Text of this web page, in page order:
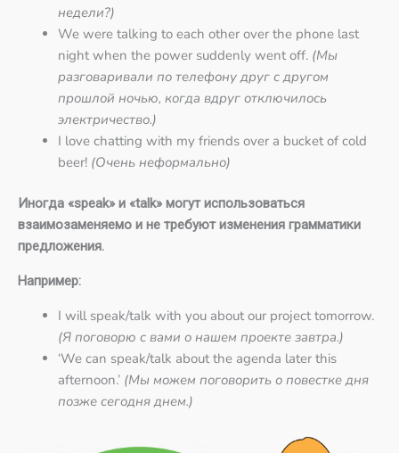
недели?)
We were talking to each other over the phone last
night when the power suddenly went off. (Мы
разговаривали по телефону друг с другом
прошлой ночью, когда вдруг отключилось
электричество.)
I love chatting with my friends over a bucket of cold
beer! (Очень неформально)
Иногда «speak» и «talk» могут использоваться
взаимозаменяемо и не требуют изменения грамматики
предложения.
Например:
I will speak/talk with you about our project tomorrow.
(Я поговорю с вами о нашем проекте завтра.)
‘We can speak/talk about the agenda later this
afternoon.’ (Мы можем поговорить о повестке дня
позже сегодня днем.)